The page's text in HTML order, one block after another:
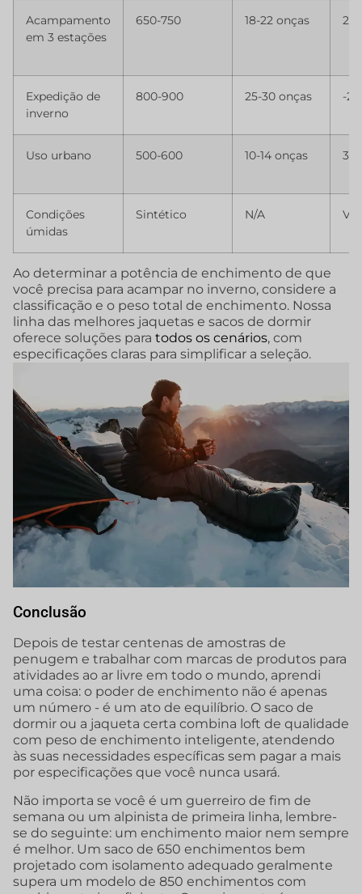
Acampamento
em 3 estações
650-750 18-22 onças
Expedição de
inverno
800-900 25-30 onças -
Uso urbano 500-600 10-14 onças
Condições
úmidas
Sintético N/A
Ao determinar a potência de enchimento de que
você precisa para acampar no inverno, considere a
classificação e o peso total de enchimento. Nossa
linha das melhores jaquetas e sacos de dormir
oferece soluções para todos os cenários, com
especificações claras para simplificar a seleção.
Conclusão
Depois de testar centenas de amostras de
penugem e trabalhar com marcas de produtos para
atividades ao ar livre em todo o mundo, aprendi
uma coisa: o poder de enchimento não é apenas
um número - é um ato de equilíbrio. O saco de
dormir ou a jaqueta certa combina loft de qualidade
com peso de enchimento inteligente, atendendo
às suas necessidades específicas sem pagar a mais
por especificações que você nunca usará.
Não importa se você é um guerreiro de fim de
semana ou um alpinista de primeira linha, lembre-
se do seguinte: um enchimento maior nem sempre
é melhor. Um saco de 650 enchimentos bem
projetado com isolamento adequado geralmente
supera um modelo de 850 enchimentos com